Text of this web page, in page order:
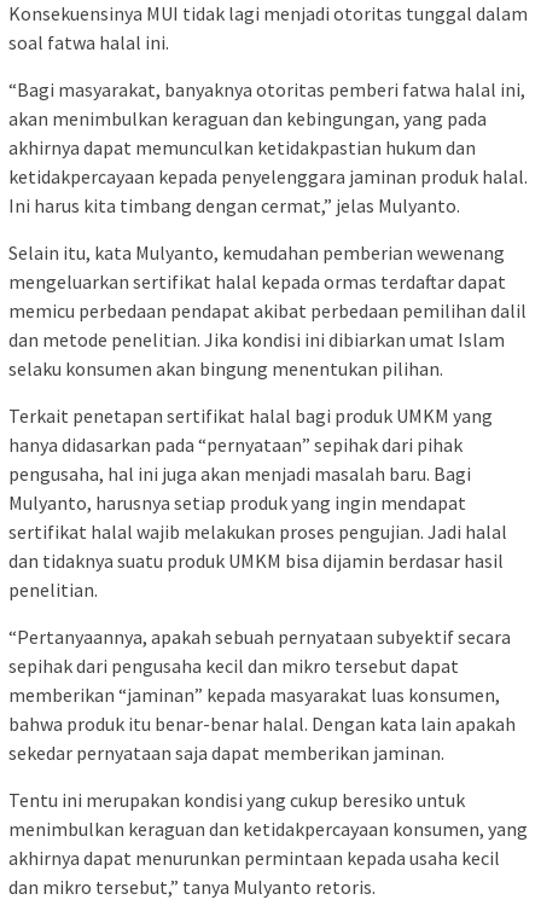
Konsekuensinya MUI tidak lagi menjadi otoritas tunggal dalam
soal fatwa halal ini.
“Bagi masyarakat, banyaknya otoritas pemberi fatwa halal ini,
akan menimbulkan keraguan dan kebingungan, yang pada
akhirnya dapat memunculkan ketidakpastian hukum dan
ketidakpercayaan kepada penyelenggara jaminan produk halal.
Ini harus kita timbang dengan cermat,” jelas Mulyanto.
Selain itu, kata Mulyanto, kemudahan pemberian wewenang
mengeluarkan sertifikat halal kepada ormas terdaftar dapat
memicu perbedaan pendapat akibat perbedaan pemilihan dalil
dan metode penelitian. Jika kondisi ini dibiarkan umat Islam
selaku konsumen akan bingung menentukan pilihan.
Terkait penetapan sertifikat halal bagi produk UMKM yang
hanya didasarkan pada “pernyataan” sepihak dari pihak
pengusaha, hal ini juga akan menjadi masalah baru. Bagi
Mulyanto, harusnya setiap produk yang ingin mendapat
sertifikat halal wajib melakukan proses pengujian. Jadi halal
dan tidaknya suatu produk UMKM bisa dijamin berdasar hasil
penelitian.
“Pertanyaannya, apakah sebuah pernyataan subyektif secara
sepihak dari pengusaha kecil dan mikro tersebut dapat
memberikan “jaminan” kepada masyarakat luas konsumen,
bahwa produk itu benar-benar halal. Dengan kata lain apakah
sekedar pernyataan saja dapat memberikan jaminan.
Tentu ini merupakan kondisi yang cukup beresiko untuk
menimbulkan keraguan dan ketidakpercayaan konsumen, yang
akhirnya dapat menurunkan permintaan kepada usaha kecil
dan mikro tersebut,” tanya Mulyanto retoris.